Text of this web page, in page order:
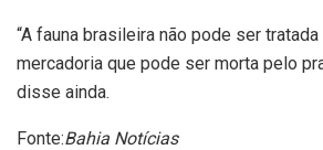
“A fauna brasileira não pode ser
mercadoria que pode ser morta pelo
disse ainda.
Fonte:Bahia Notícias